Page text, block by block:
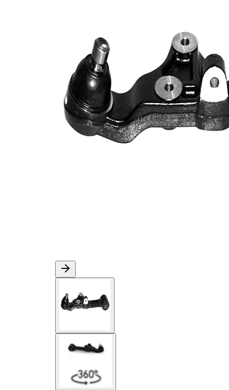
açıklama
sentetik
yağ ile
Çift
halindeki
ürün
numarası
VKDS
825069
B